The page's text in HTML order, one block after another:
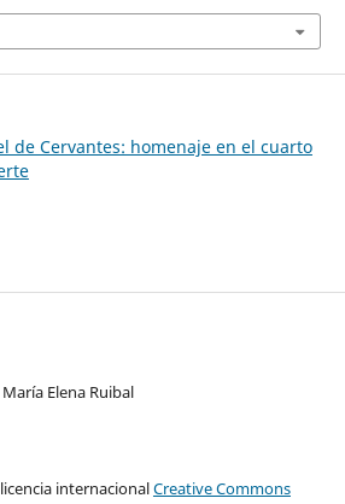
de Cervantes: homenaje en el cuarto
Elena Ruibal
internacionalCreative Commons